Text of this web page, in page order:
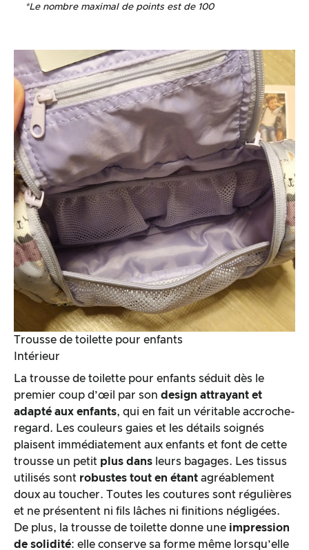
*Le nombre maximal de points est de 100
Trousse de toilette pour enfants
Intérieur
La trousse de toilette pour enfants séduit dès le
premier coup d’œil par son design attrayant et
adapté aux enfants, qui en fait un véritable accroche-
regard. Les couleurs gaies et les détails soignés
plaisent immédiatement aux enfants et font de cette
trousse un petit plus dans leurs bagages. Les tissus
utilisés sont robustes tout en étant agréablement
doux au toucher. Toutes les coutures sont régulières
et ne présentent ni fils lâches ni finitions négligées.
De plus, la trousse de toilette donne une impression
de solidité: elle conserve sa forme même lorsqu’elle